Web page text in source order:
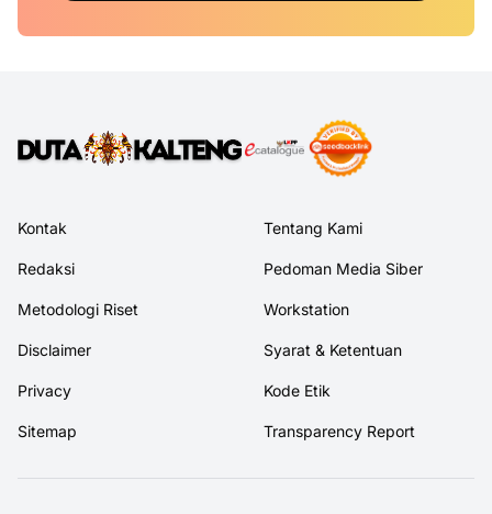
Kontak Tentang Kami
Redaksi Pedoman Media Siber
Metodologi Riset Workstation
Disclaimer Syarat & Ketentuan
Privacy Kode Etik
Sitemap Transparency Report